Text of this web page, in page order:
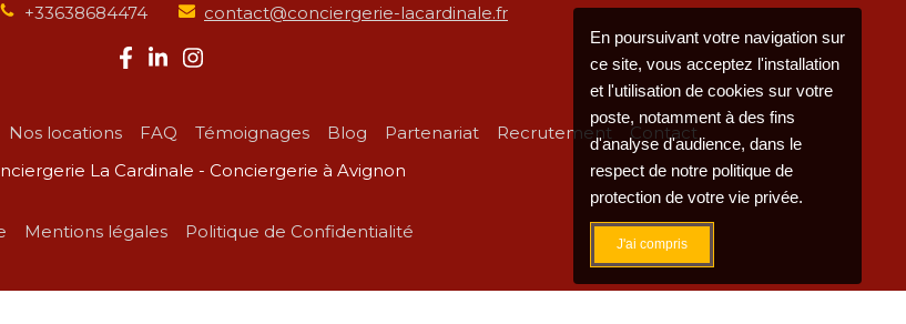
+33638684474 contact@conciergerie-lacardinale.fr
Nos locations FAQ Témoignages Blog Partenariat Recrutement
Contact
La Cardinale - Conciergerie à Avignon
Mentions légales Politique de Confidentialité
En poursuivant votre navigation sur
ce site, vous acceptez l'installation
et l'utilisation de cookies sur votre
poste, notamment à des fins
d'analyse d'audience, dans le
respect de notre politique de
protection de votre vie privée.
J'ai compris